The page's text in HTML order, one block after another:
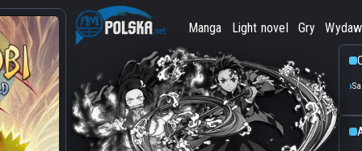
Manga Light novel Gry